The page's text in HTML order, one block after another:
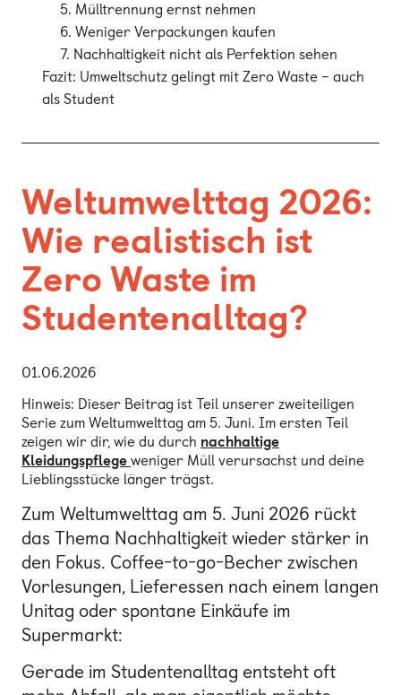
5. Mülltrennung ernst nehmen
6. Weniger Verpackungen kaufen
7. Nachhaltigkeit nicht als Perfektion sehen
Fazit: Umweltschutz gelingt mit Zero Waste – auch
als Student
Weltumwelttag 2026:
Wie realistisch ist
Zero Waste im
Studentenalltag?
01.06.2026
Hinweis: Dieser Beitrag ist Teil unserer zweiteiligen
Serie zum Weltumwelttag am 5. Juni. Im ersten Teil
zeigen wir dir, wie du durch nachhaltige
Kleidungspflege weniger Müll verursachst und deine
Lieblingsstücke länger trägst.
Zum Weltumwelttag am 5. Juni 2026 rückt
das Thema Nachhaltigkeit wieder stärker in
den Fokus. Coffee-to-go-Becher zwischen
Vorlesungen, Lieferessen nach einem langen
Unitag oder spontane Einkäufe im
Supermarkt:
Gerade im Studentenalltag entsteht oft